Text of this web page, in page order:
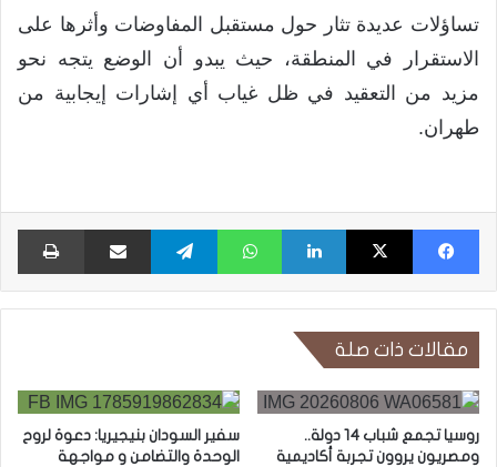
تساؤلات عديدة تثار حول مستقبل المفاوضات وأثرها على
الاستقرار في المنطقة، حيث يبدو أن الوضع يتجه نحو
مزيد من التعقيد في ظل غياب أي إشارات إيجابية من
طهران.
فيسبوك X لينكدإن واتساب تيلقرام مشاركة عبر البريد
مقالات ذات صلة
روسيا تجمع شباب 14 دولة..
ومصريون يروون تجربة أكاديمية
سفير السودان بنيجيريا: دعوة لروح
الوحدة والتضامن و مواجهة